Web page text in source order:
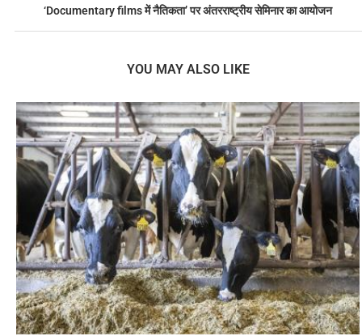
‘Documentary films में नैतिकता’ पर अंतरराष्ट्रीय सेमिनार का आयोजन
YOU MAY ALSO LIKE